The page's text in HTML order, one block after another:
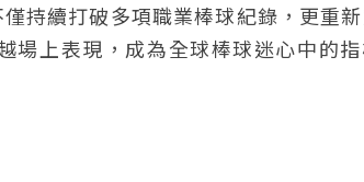
持續打破多項職業棒球紀錄，更重
場上表現，成為全球棒球迷心中的指